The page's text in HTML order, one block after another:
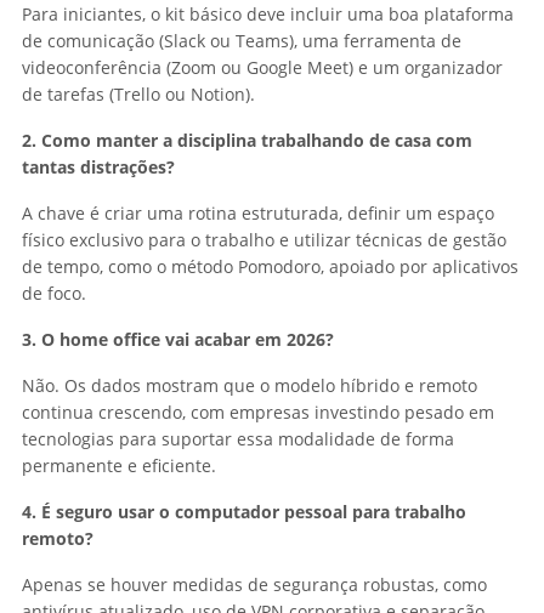
Para iniciantes, o kit básico deve incluir uma boa plataforma
de comunicação (Slack ou Teams), uma ferramenta de
videoconferência (Zoom ou Google Meet) e um organizador
de tarefas (Trello ou Notion).
2. Como manter a disciplina trabalhando de casa com
tantas distrações?
A chave é criar uma rotina estruturada, definir um espaço
físico exclusivo para o trabalho e utilizar técnicas de gestão
de tempo, como o método Pomodoro, apoiado por aplicativos
de foco.
3. O home office vai acabar em 2026?
Não. Os dados mostram que o modelo híbrido e remoto
continua crescendo, com empresas investindo pesado em
tecnologias para suportar essa modalidade de forma
permanente e eficiente.
4. É seguro usar o computador pessoal para trabalho
remoto?
Apenas se houver medidas de segurança robustas, como